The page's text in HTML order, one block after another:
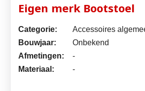
Eigen merk Bootstoel
Categorie:
Accessoires
Bouwjaar:
Onbekend
Afmetingen:
-
Materiaal:
-